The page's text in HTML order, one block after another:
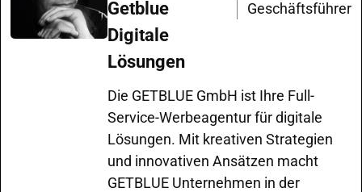
Getblue
Digitale
Lösungen
Geschäftsführer
Die GETBLUE GmbH ist Ihre Full-
Service-Werbeagentur für digitale
Lösungen. Mit kreativen Strategien
und innovativen Ansätzen macht
GETBLUE Unternehmen in der